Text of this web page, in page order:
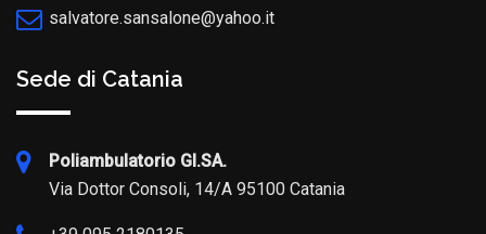
salvatore.sansalone@yahoo.it
Sede di Catania
Poliambulatorio GI.SA.
Via Dottor Consoli, 14/A 95100 Catania